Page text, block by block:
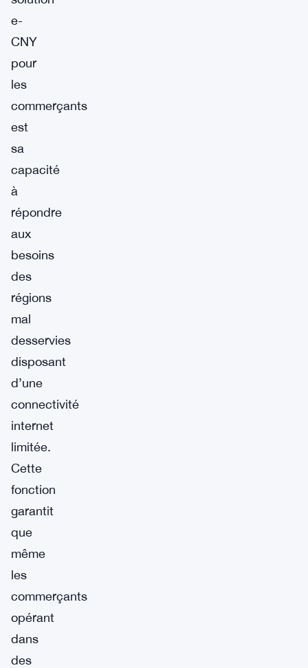
e-
CNY
pour
les
commerçants
est
sa
capacité
à
répondre
aux
besoins
des
régions
mal
desservies
disposant
d’une
connectivité
internet
limitée.
Cette
fonction
garantit
que
même
les
commerçants
opérant
dans
des